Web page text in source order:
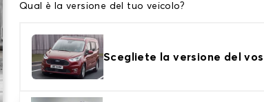
Qual è la versione del tuo veicolo?
Scegliete la versione del